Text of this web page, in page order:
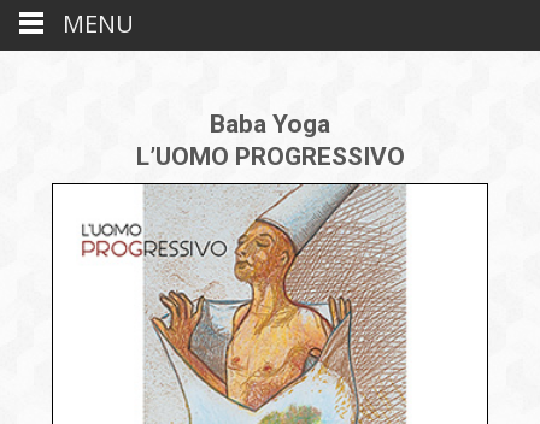
Baba Yoga
L’UOMO PROGRESSIVO
MENU